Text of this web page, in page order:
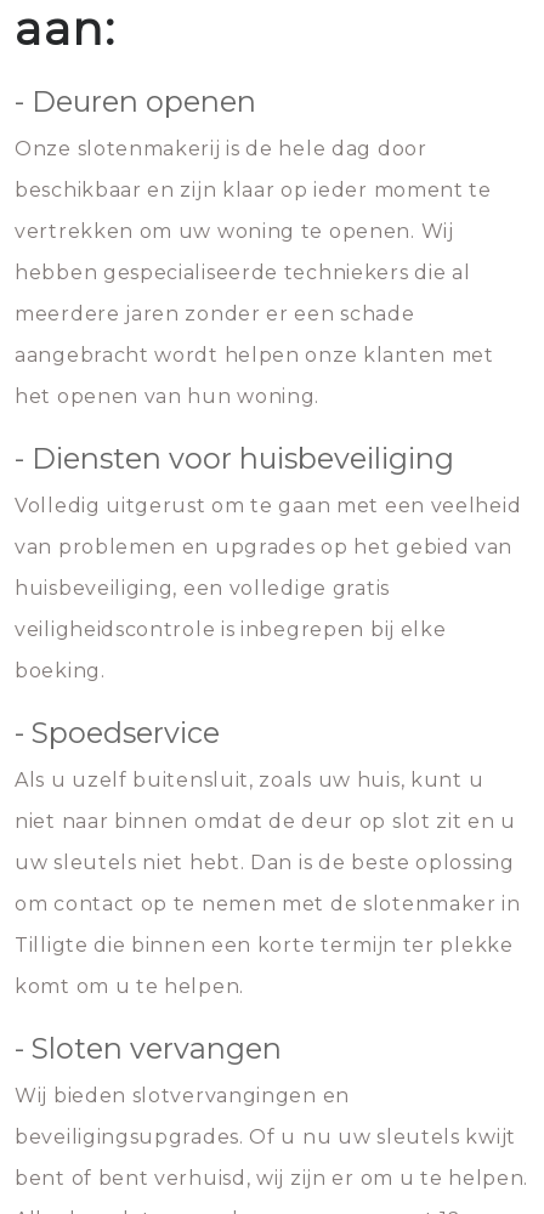
aan:
- Deuren openen
Onze slotenmakerij is de hele dag door
beschikbaar en zijn klaar op ieder moment te
vertrekken om uw woning te openen. Wij
hebben gespecialiseerde techniekers die al
meerdere jaren zonder er een schade
aangebracht wordt helpen onze klanten met
het openen van hun woning.
- Diensten voor huisbeveiliging
Volledig uitgerust om te gaan met een veelheid
van problemen en upgrades op het gebied van
huisbeveiliging, een volledige gratis
veiligheidscontrole is inbegrepen bij elke
boeking.
- Spoedservice
Als u uzelf buitensluit, zoals uw huis, kunt u
niet naar binnen omdat de deur op slot zit en u
uw sleutels niet hebt. Dan is de beste oplossing
om contact op te nemen met de slotenmaker in
Tilligte die binnen een korte termijn ter plekke
komt om u te helpen.
- Sloten vervangen
Wij bieden slotvervangingen en
beveiligingsupgrades. Of u nu uw sleutels kwijt
bent of bent verhuisd, wij zijn er om u te helpen.